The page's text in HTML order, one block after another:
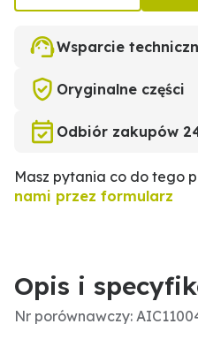
Wsparcie
Oryginalne części
Odbiór zakupów
Masz pytania co do tego
nami przez formularz
Opis i
Nr porównawczy: